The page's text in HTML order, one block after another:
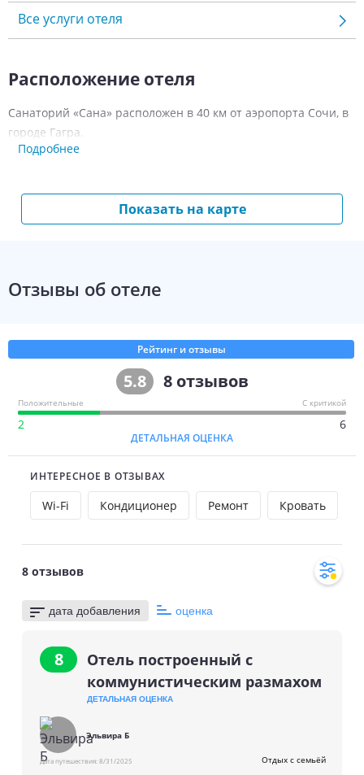
Все услуги отеля
Расположение отеля
Санаторий «Сана» расположен в 40 км от аэропорта Сочи, в
городе Гагра.
Для размещения предлагается 87 номеров.
санузел с душем/ванной;
балкон;
телевизор;
холодильник.
Доступны семейные номера.
Питание
Концепция питания:
Full Board (FB) — полный пансион, включено
трехразовое питание: завтрак, обед, ужин.
Лечение
Санаторий предлагает лечебные программы по следующим
направлениям:
сердечно-сосудистая система;
органы дыхания;
нервная система;
органы кровообращения;
опорно-двигательный аппарат;
кожные заболевания.
Подробнее
Показать на карте
Отзывы об отеле
Рейтинг и отзывы
5.8 8 отзывов
Положительные С критикой
2 6
ДЕТАЛЬНАЯ ОЦЕНКА
ИНТЕРЕСНОЕ В ОТЗЫВАХ
Wi-Fi Кондиционер Ремонт Кровать
8 отзывов
дата добавления оценка
8
Отель построенный с
коммунистическим размахом
ДЕТАЛЬНАЯ ОЦЕНКА
Эльвира Б
Дата путешествия:8/31/2025 Отдых с семьёй